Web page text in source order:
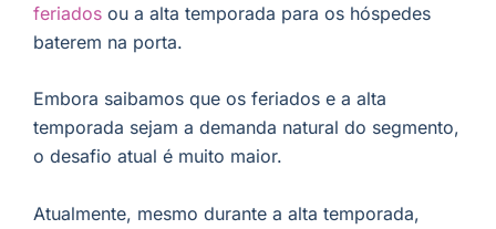
feriados ou a alta temporada para os hóspedes
baterem na porta.
Embora saibamos que os feriados e a alta
temporada sejam a demanda natural do segmento,
o desafio atual é muito maior.
Atualmente, mesmo durante a alta temporada,